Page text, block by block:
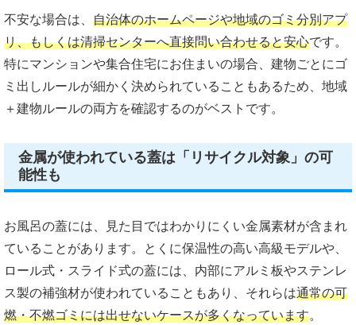
不安な場合は、 自治体のホームページや地域のゴミ分別アプ
リ、もしくは清掃センターへ直接問い合わせると安心です。
特にマンションや集合住宅にお住まいの場合、建物ごとにゴ
ミ出しルールが細かく決められていることもあるため、地域
＋建物ルールの両方を確認するのがベストです。
金属が使われている蓋は「リサイクル対象」の可
能性も
お風呂の蓋には、見た目ではわかりにくい金属素材が含まれ
ていることがあります。とくに保温性の高い高級モデルや、
ロール式・スライド式の蓋には、内部にアルミ板やステンレ
ス製の補強材が使われていることもあり、それらは通常の可
燃・不燃ゴミには出せないケースが多くなっています。